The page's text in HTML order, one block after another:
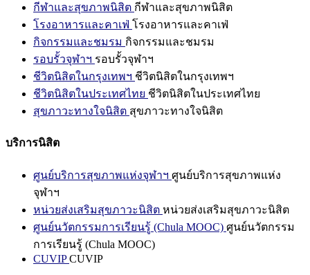
กีฬาและสุขภาพนิสิต กีฬาและสุขภาพนิสิต
โรงอาหารและคาเฟ่ โรงอาหารและคาเฟ่
กิจกรรมและชมรม กิจกรรมและชมรม
รอบรั้วจุฬาฯ รอบรั้วจุฬาฯ
ชีวิตนิสิตในกรุงเทพฯ ชีวิตนิสิตในกรุงเทพฯ
ชีวิตนิสิตในประเทศไทย ชีวิตนิสิตในประเทศไทย
สุขภาวะทางใจนิสิต สุขภาวะทางใจนิสิต
บริการนิสิต
ศูนย์บริการสุขภาพแห่งจุฬาฯ ศูนย์บริการสุขภาพแห่ง
จุฬาฯ
หน่วยส่งเสริมสุขภาวะนิสิต หน่วยส่งเสริมสุขภาวะนิสิต
ศูนย์นวัตกรรมการเรียนรู้ (Chula MOOC) ศูนย์นวัตกรรม
การเรียนรู้ (Chula MOOC)
CUVIPCUVIP